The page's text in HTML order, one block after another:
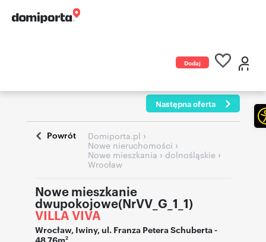
Dodaj
Następna oferta
Powrót Domiporta.pl ›
Nowe nieruchomości ›
Nowe mieszkania › dolnośląskie ›
Wrocław
Nowe mieszkanie
dwupokojowe(NrVV_G_1_1)
VILLA VIVA
Wrocław, Iwiny, ul. Franza Petera Schuberta-
48,76m2